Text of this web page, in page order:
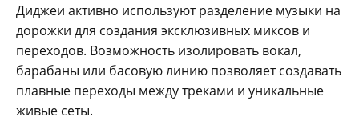
Диджеи активно используют разделение музыки на
дорожки для создания эксклюзивных миксов и
переходов. Возможность изолировать вокал,
барабаны или басовую линию позволяет создавать
плавные переходы между треками и уникальные
живые сеты.